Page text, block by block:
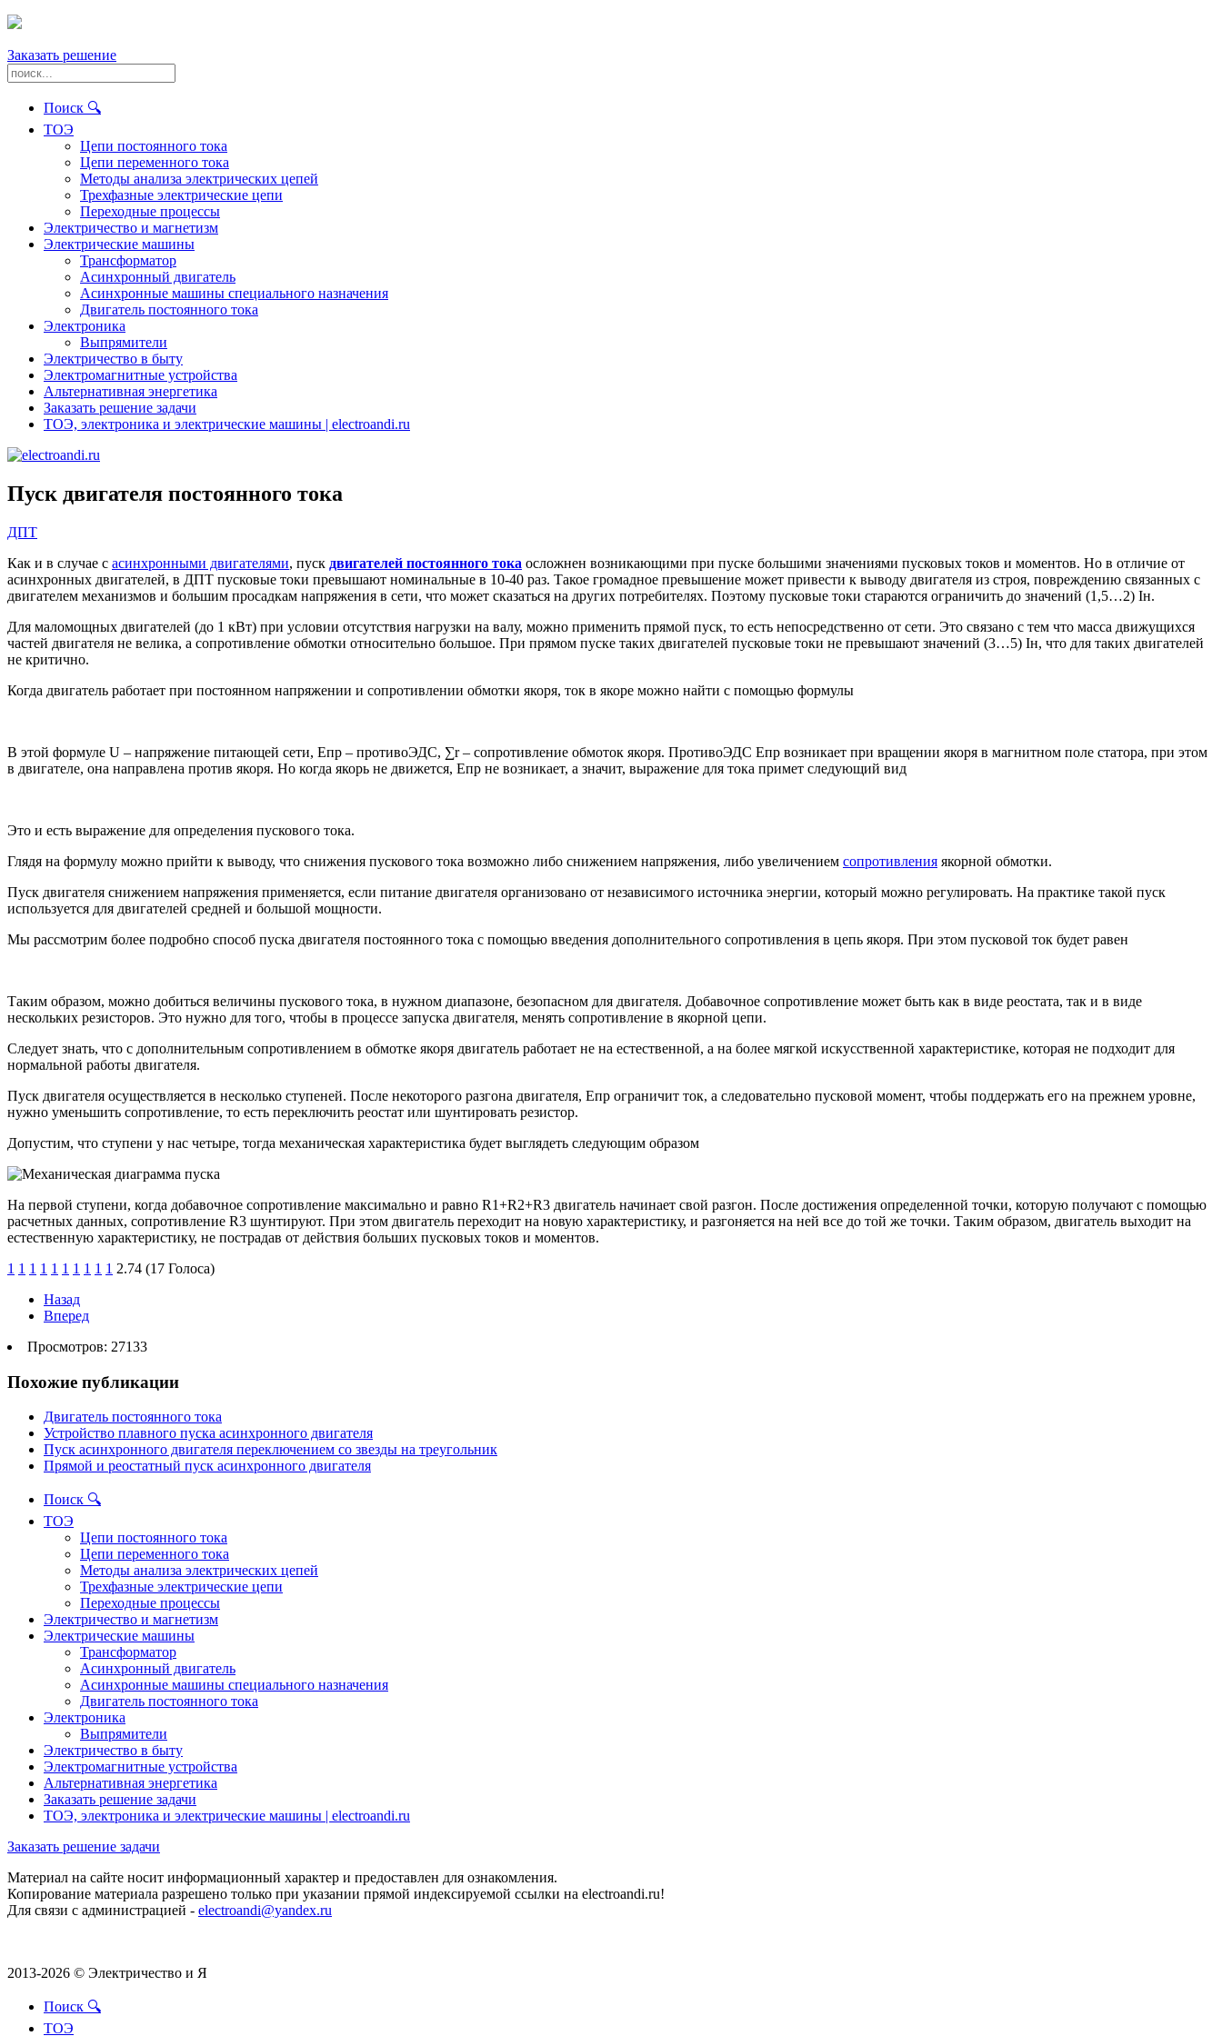
Заказать решение
Поиск 🔍
ТОЭ
Цепи постоянного тока
Цепи переменного тока
Методы анализа электрических цепей
Трехфазные электрические цепи
Переходные процессы
Электричество и магнетизм
Электрические машины
Трансформатор
Асинхронный двигатель
Асинхронные машины специального назначения
Двигатель постоянного тока
Электроника
Выпрямители
Электричество в быту
Электромагнитные устройства
Альтернативная энергетика
Заказать решение задачи
ТОЭ, электроника и электрические машины | electroandi.ru
Пуск двигателя постоянного тока
ДПТ
Как и в случае с асинхронными двигателями, пуск двигателей постоянного тока осложнен возникающими при пуске большими значениями пусковых токов и моментов. Но в отличие от
асинхронных двигателей, в ДПТ пусковые токи превышают номинальные в 10-40 раз. Такое громадное превышение может привести к выводу двигателя из строя, повреждению связанных с
двигателем механизмов и большим просадкам напряжения в сети, что может сказаться на других потребителях. Поэтому пусковые токи стараются ограничить до значений (1,5…2) Iн.
Для маломощных двигателей (до 1 кВт) при условии отсутствия нагрузки на валу, можно применить прямой пуск, то есть непосредственно от сети. Это связано с тем что масса движущихся
частей двигателя не велика, а сопротивление обмотки относительно большое. При прямом пуске таких двигателей пусковые токи не превышают значений (3…5) Iн, что для таких двигателей
не критично.
Когда двигатель работает при постоянном напряжении и сопротивлении обмотки якоря, ток в якоре можно найти с помощью формулы
В этой формуле U – напряжение питающей сети, Епр – противоЭДС, ∑r – сопротивление обмоток якоря. ПротивоЭДС Епр возникает при вращении якоря в магнитном поле статора, при этом
в двигателе, она направлена против якоря. Но когда якорь не движется, Епр не возникает, а значит, выражение для тока примет следующий вид
Это и есть выражение для определения пускового тока.
Глядя на формулу можно прийти к выводу, что снижения пускового тока возможно либо снижением напряжения, либо увеличением сопротивления якорной обмотки.
Пуск двигателя снижением напряжения применяется, если питание двигателя организовано от независимого источника энергии, который можно регулировать. На практике такой пуск
используется для двигателей средней и большой мощности.
Мы рассмотрим более подробно способ пуска двигателя постоянного тока с помощью введения дополнительного сопротивления в цепь якоря. При этом пусковой ток будет равен
Таким образом, можно добиться величины пускового тока, в нужном диапазоне, безопасном для двигателя. Добавочное сопротивление может быть как в виде реостата, так и в виде
нескольких резисторов. Это нужно для того, чтобы в процессе запуска двигателя, менять сопротивление в якорной цепи.
Следует знать, что с дополнительным сопротивлением в обмотке якоря двигатель работает не на естественной, а на более мягкой искусственной характеристике, которая не подходит для
нормальной работы двигателя.
Пуск двигателя осуществляется в несколько ступеней. После некоторого разгона двигателя, Епр ограничит ток, а следовательно пусковой момент, чтобы поддержать его на прежнем уровне,
нужно уменьшить сопротивление, то есть переключить реостат или шунтировать резистор.
Допустим, что ступени у нас четыре, тогда механическая характеристика будет выглядеть следующим образом
На первой ступени, когда добавочное сопротивление максимально и равно R1+R2+R3 двигатель начинает свой разгон. После достижения определенной точки, которую получают с помощью
расчетных данных, сопротивление R3 шунтируют. При этом двигатель переходит на новую характеристику, и разгоняется на ней все до той же точки. Таким образом, двигатель выходит на
естественную характеристику, не пострадав от действия больших пусковых токов и моментов.
1 1 1 1 1 1 1 1 1 1 2.74 (17 Голоса)
Назад
Вперед
Просмотров: 27133
Похожие публикации
Двигатель постоянного тока
Устройство плавного пуска асинхронного двигателя
Пуск асинхронного двигателя переключением со звезды на треугольник
Прямой и реостатный пуск асинхронного двигателя
Поиск 🔍
ТОЭ
Цепи постоянного тока
Цепи переменного тока
Методы анализа электрических цепей
Трехфазные электрические цепи
Переходные процессы
Электричество и магнетизм
Электрические машины
Трансформатор
Асинхронный двигатель
Асинхронные машины специального назначения
Двигатель постоянного тока
Электроника
Выпрямители
Электричество в быту
Электромагнитные устройства
Альтернативная энергетика
Заказать решение задачи
ТОЭ, электроника и электрические машины | electroandi.ru
Заказать решение задачи
Материал на сайте носит информационный характер и предоставлен для ознакомления.
Копирование материала разрешено только при указании прямой индексируемой ссылки на electroandi.ru!
Для связи с администрацией - electroandi@yandex.ru
2013-2026 © Электричество и Я
Поиск 🔍
ТОЭ